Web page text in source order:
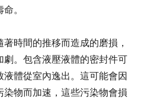
。
時間的推移而造成的磨損，
。包含液壓液體的密封件可
體從室內逸出。這可能會因
物而加速，這些污染物會損